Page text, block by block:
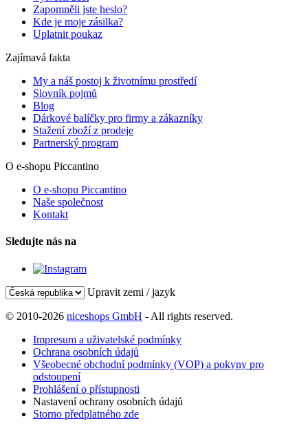
Zapomněli jste heslo?
Kde je moje zásilka?
Uplatnit poukaz
Zajímavá fakta
My a náš postoj k životnímu prostředí
Slovník pojmů
Blog
Dárkové balíčky pro firmy a zákazníky
Stažení zboží z prodeje
Partnerský program
O e-shopu Piccantino
O e-shopu Piccantino
Naše společnost
Kontakt
Sledujte nás na
Upravit zemi / jazyk
© 2010-2026 niceshops GmbH - All rights reserved.
Impresum a uživatelské podmínky
Ochrana osobních údajů
Všeobecné obchodní podmínky (VOP) a pokyny pro
odstoupení
Prohlášení o přístupnosti
Nastavení ochrany osobních údajů
Storno předplatného zde